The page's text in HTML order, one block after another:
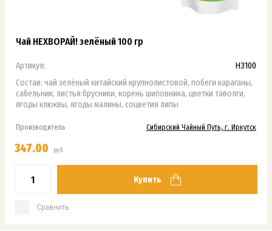
Чай НЕХВОРАЙ! зелёный 100 гр
Артикул:
НЗ100
Состав: чай зелёный китайский крупнолистовой, побеги караганы,
сабельник, листья брусники, корень шиповника, цветки таволги,
ягоды клюквы, ягоды малины, соцветия липы
Производитель Сибирский Чайный Путь, г. Иркутск
347.00 руб.
Купить
Сравнить